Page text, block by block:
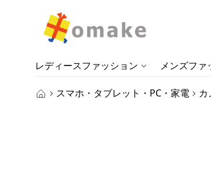
レディースファッション メンズファ
スマホ・タブレット・PC・家電